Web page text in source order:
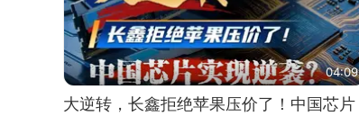
04:09
大逆转，长鑫拒绝苹果压价了！中国芯片